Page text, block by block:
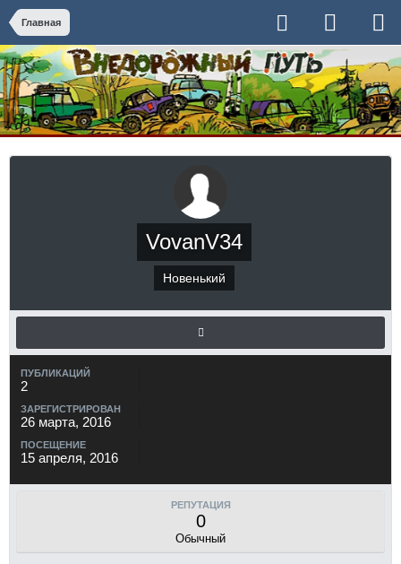
Главная
VovanV34
Новенький
ПУБЛИКАЦИЙ
2
ЗАРЕГИСТРИРОВАН
26 марта, 2016
ПОСЕЩЕНИЕ
15 апреля, 2016
РЕПУТАЦИЯ
0
Обычный